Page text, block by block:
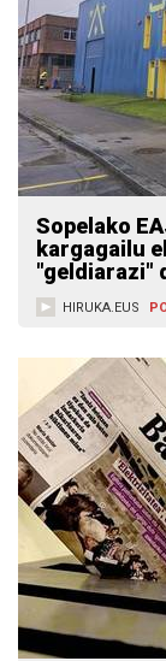
Sopelako
kargagailu
"geldiarazi"
HIRUKA.EUS